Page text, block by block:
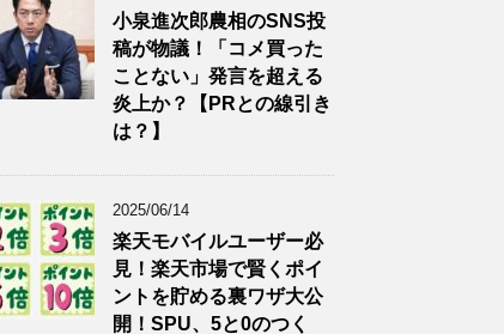
小泉進次郎農相のSNS投
稿が物議！「コメ買った
ことない」発言を超える
炎上か？【PRとの線引き
は？】
2025/06/14
楽天モバイルユーザー必
見！楽天市場で賢くポイ
ントを貯める裏ワザ大公
開！SPU、5と0のつく